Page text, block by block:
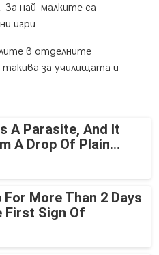
За най-малките са
игри.
в отделните
такива за училищата и
A Parasite, And It
A Drop Of Plain...
For More Than 2 Days
First Sign Of